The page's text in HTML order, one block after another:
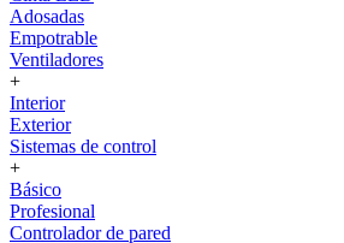
Adosadas
Empotrable
Ventiladores
+
Interior
Exterior
Sistemas de control
+
Básico
Profesional
Controlador de pared